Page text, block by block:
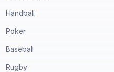
Handball
Poker
Baseball
Rugby